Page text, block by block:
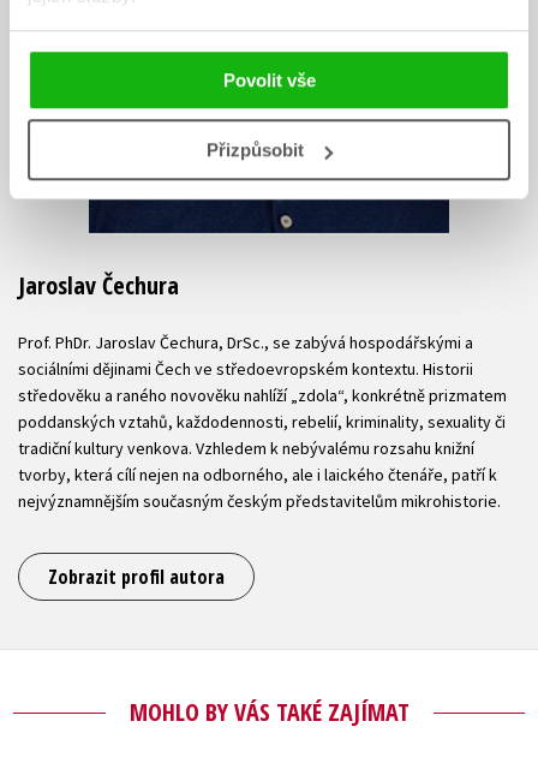
Povolit vše
Přizpůsobit
Jaroslav Čechura
Prof. PhDr. Jaroslav Čechura, DrSc., se zabývá hospodářskými a
sociálními dějinami Čech ve středoevropském kontextu. Historii
středověku a raného novověku nahlíží „zdola“, konkrétně prizmatem
poddanských vztahů, každodennosti, rebelií, kriminality, sexuality či
tradiční kultury venkova. Vzhledem k nebývalému rozsahu knižní
tvorby, která cílí nejen na odborného, ale i laického čtenáře, patří k
nejvýznamnějším současným českým představitelům mikrohistorie.
Zobrazit profil autora
MOHLO BY VÁS TAKÉ ZAJÍMAT